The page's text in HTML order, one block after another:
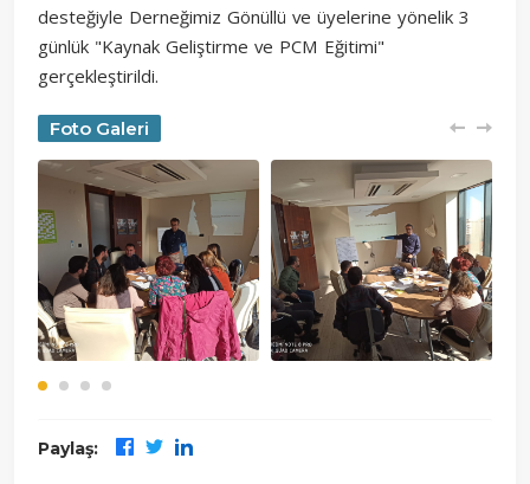
desteğiyle Derneğimiz Gönüllü ve üyelerine yönelik 3
günlük "Kaynak Geliştirme ve PCM Eğitimi"
gerçekleştirildi.
Foto Galeri
Paylaş: